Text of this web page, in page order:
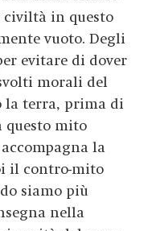
civiltà in questo
vuoto. Degli
evitare di dover
morali del
la terra, prima di
questo mito
la
il contro-mito
siamo più
nella